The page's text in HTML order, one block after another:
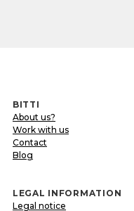
BITTI
About us?
Work with us
Contact
Blog
LEGAL INFORMATION
Legal notice